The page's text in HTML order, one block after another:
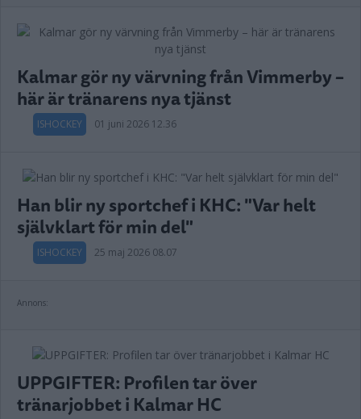
Kalmar gör ny värvning från Vimmerby –
här är tränarens nya tjänst
ISHOCKEY 01 juni 2026 12.36
Han blir ny sportchef i KHC: "Var helt
självklart för min del"
ISHOCKEY 25 maj 2026 08.07
Annons:
UPPGIFTER: Profilen tar över
tränarjobbet i Kalmar HC